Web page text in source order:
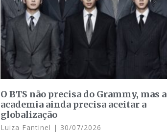
O BTS não precisa do Grammy, mas a
academia ainda precisa aceitar a
globalização
Luiza Fantinel 30/07/2026